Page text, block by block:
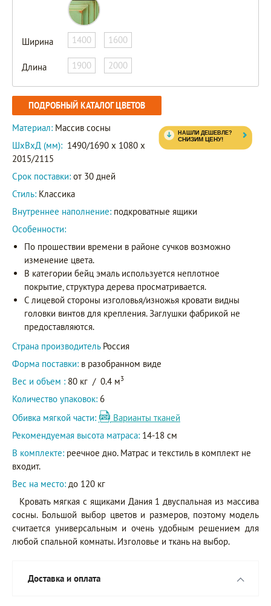
Ширина 1400 1600
Длина 1900 2000
ПОДРОБНЫЙ КАТАЛОГ ЦВЕТОВ
Материал: Массив сосны
ШxВxД (мм): 1490/1690 x 1080 x
2015/2115
Срок поставки: от 30 дней
Стиль: Классика
Внутреннее наполнение: подкроватные ящики
Особенности:
По прошествии времени в районе сучков возможно
изменение цвета.
В категории бейц эмаль используется неплотное
покрытие, структура дерева просматривается.
С лицевой стороны изголовья/изножья кровати видны
головки винтов для крепления. Заглушки фабрикой не
предоставляются.
Страна производитель Россия
Форма поставки: в разобранном виде
Вес и объем : 80 кг / 0.4 м3
Количество упаковок: 6
Обивка мягкой части:
Варианты тканей
Рекомендуемая высота матраса: 14-18 см
В комплекте: реечное дно. Матрас и текстиль в комплект не
входит.
Вес на место: до 120 кг
Кровать мягкая с ящиками Дания 1 двуспальная из массива
сосны. Большой выбор цветов и размеров, поэтому модель
считается универсальным и очень удобным решением для
любой спальной комнаты. Изголовье и ткань на выбор.
Доставка и оплата